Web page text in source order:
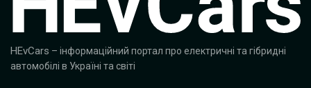
HEvCars – інформаційний портал про електричні та гібридні
автомобілі в Україні та світі